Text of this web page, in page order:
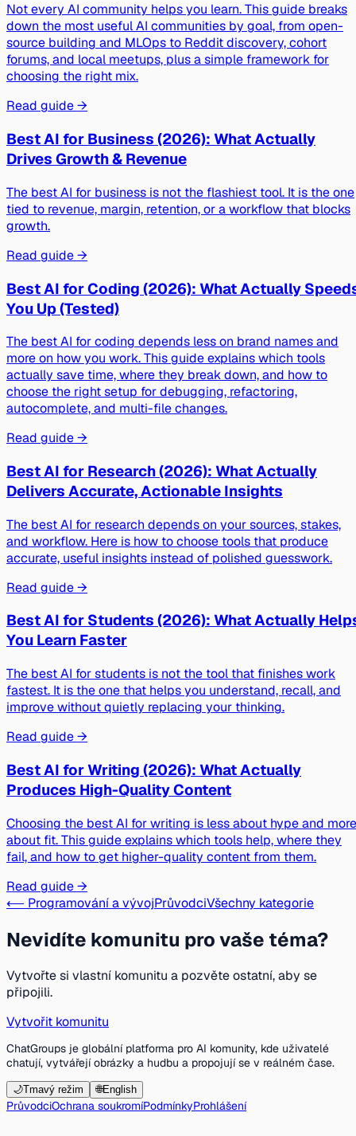
Not every AI community helps you learn. This guide breaks
down the most useful AI communities by goal, from open-
source building and MLOps to Reddit discovery, cohort
forums, and local meetups, plus a simple framework for
choosing the right mix.
Read guide →
Best AI for Business (2026): What Actually
Drives Growth & Revenue
The best AI for business is not the flashiest tool. It is the one
tied to revenue, margin, retention, or a workflow that blocks
growth.
Read guide →
Best AI for Coding (2026): What Actually
You Up (Tested)
The best AI for coding depends less on brand names and
more on how you work. This guide explains which tools
actually save time, where they break down, and how to
choose the right setup for debugging, refactoring,
autocomplete, and multi-file changes.
Read guide →
Best AI for Research (2026): What Actually
Delivers Accurate, Actionable Insights
The best AI for research depends on your sources, stakes,
and workflow. Here is how to choose tools that produce
accurate, useful insights instead of polished guesswork.
Read guide →
Best AI for Students (2026): What Actually
You Learn Faster
The best AI for students is not the tool that finishes work
fastest. It is the one that helps you understand, recall, and
improve without quietly replacing your thinking.
Read guide →
Best AI for Writing (2026): What Actually
Produces High-Quality Content
Choosing the best AI for writing is less about hype and more
about fit. This guide explains which tools help, where they
fail, and how to get higher-quality content from them.
Read guide →
⟵ Programování a vývojPrůvodciVšechny kategorie
Nevidíte komunitu pro vaše téma?
Vytvořte si vlastní komunitu a pozvěte ostatní, aby se
připojili.
Vytvořit komunitu
ChatGroups je globální platforma pro AI komunity, kde uživatelé
chatují, vytvářejí obrázky a hudbu a propojují se v reálném čase.
🌙Tmavý režim 🌐English
PrůvodciOchrana soukromíPodmínkyProhlášení